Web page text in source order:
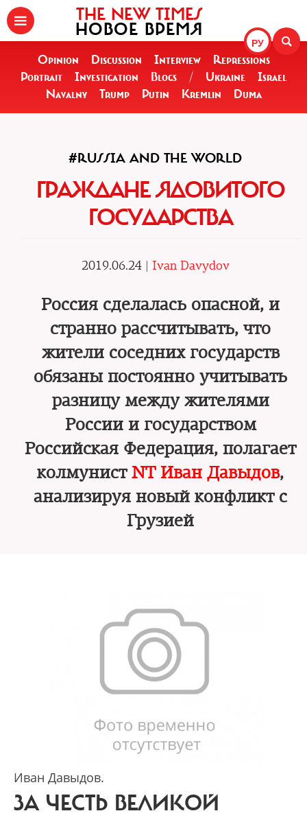
РУ
THE NEW TIMES
НОВОЕ ВРЕМЯ
Opinion Discussion Interview
Repressions
Portrait
Investigation Blogs / Ukraine
Israel
Navalny
Trump Putin Kremlin Duma
#RUSSIA AND THE WORLD
ГРАЖДАНЕ ЯДОВИТОГО
ГОСУДАРСТВА
2019.06.24 | Ivan Davydov
Россия сделалась опасной, и
странно рассчитывать, что
жители соседних государств
обязаны постоянно учитывать
разницу между жителями
России и государством
Российская Федерация, полагает
колмунист NT Иван Давыдов,
анализируя новый конфликт с
Грузией
Иван Давыдов.
ЗА ЧЕСТЬ ВЕЛИКОЙ